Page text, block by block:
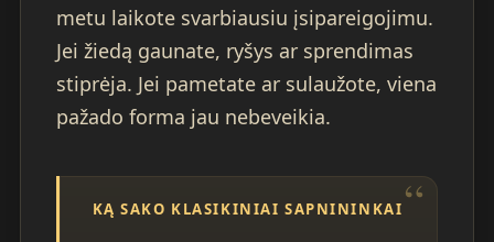
metu laikote svarbiausiu įsipareigojimu.
Jei žiedą gaunate, ryšys ar sprendimas
stiprėja. Jei pametate ar sulaužote, viena
pažado forma jau nebeveikia.
KĄ SAKO KLASIKINIAI SAPNININKAI